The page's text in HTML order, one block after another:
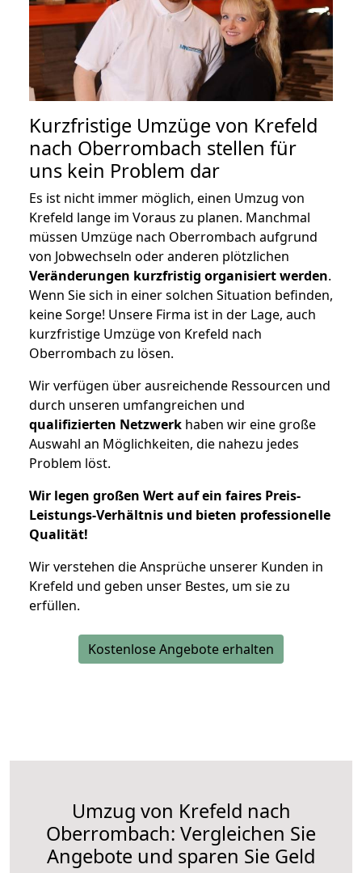
Kurzfristige Umzüge von Krefeld
nach Oberrombach stellen für
uns kein Problem dar
Es ist nicht immer möglich, einen Umzug von
Krefeld lange im Voraus zu planen. Manchmal
müssen Umzüge nach Oberrombach aufgrund
von Jobwechseln oder anderen plötzlichen
Veränderungen kurzfristig organisiert werden.
Wenn Sie sich in einer solchen Situation befinden,
keine Sorge! Unsere Firma ist in der Lage, auch
kurzfristige Umzüge von Krefeld nach
Oberrombach zu lösen.
Wir verfügen über ausreichende Ressourcen und
durch unseren umfangreichen und
qualifizierten Netzwerk haben wir eine große
Auswahl an Möglichkeiten, die nahezu jedes
Problem löst.
Wir legen großen Wert auf ein faires Preis-
Leistungs-Verhältnis und bieten professionelle
Qualität!
Wir verstehen die Ansprüche unserer Kunden in
Krefeld und geben unser Bestes, um sie zu
erfüllen.
Kostenlose Angebote erhalten
Umzug von Krefeld nach
Oberrombach: Vergleichen Sie
Angebote und sparen Sie Geld